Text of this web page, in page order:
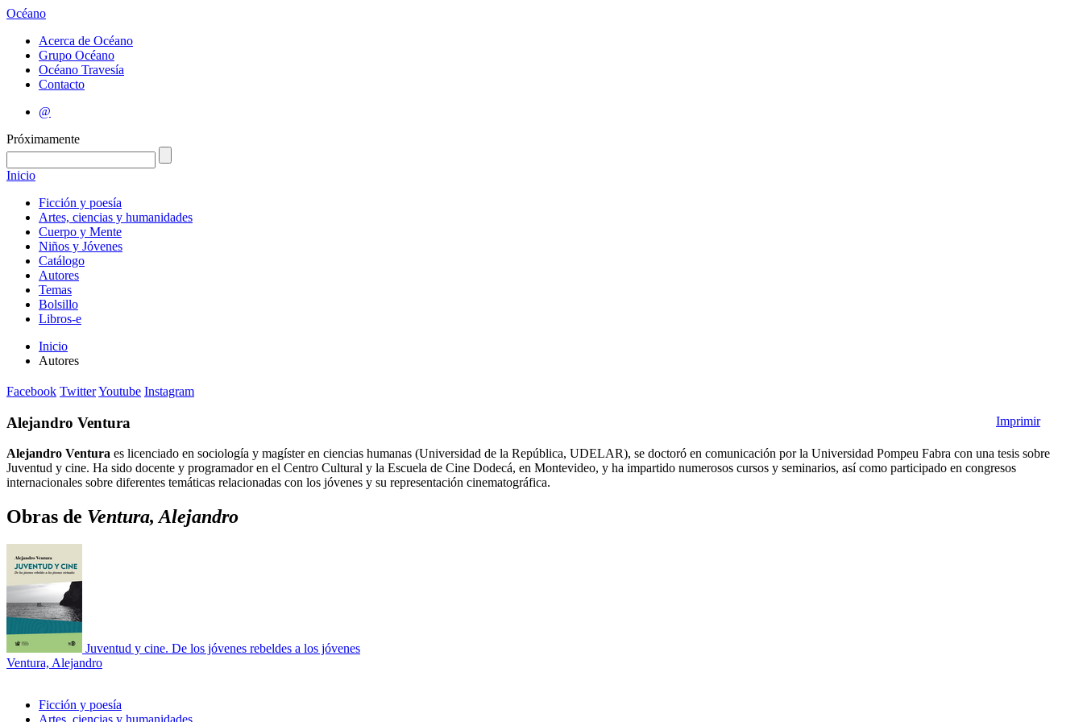
Océano
Acerca de Océano
Grupo Océano
Océano Travesía
Contacto
@
Próximamente
Inicio
Ficción y poesía
Artes, ciencias y humanidades
Cuerpo y Mente
Niños y Jóvenes
Catálogo
Autores
Temas
Bolsillo
Libros-e
Inicio
Autores
Facebook TwitterYoutube Instagram
Imprimir
Alejandro Ventura
Alejandro Ventura es licenciado en sociología y magíster en ciencias humanas (Universidad de la República, UDELAR), se doctoró en comunicación por la Universidad Pompeu Fabra con una tesis sobre
Juventud y cine. Ha sido docente y programador en el Centro Cultural y la Escuela de Cine Dodecá, en Montevideo, y ha impartido numerosos cursos y seminarios, así como participado en congresos
internacionales sobre diferentes temáticas relacionadas con los jóvenes y su representación cinematográfica.
Obras de Ventura, Alejandro
Juventud y cine. De los jóvenes rebeldes a los jóvenes
Ventura, Alejandro
Ficción y poesía